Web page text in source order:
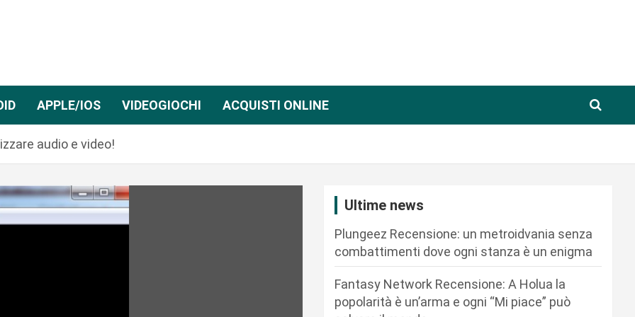
APPLE/IOS VIDEOGIOCHI ACQUISTI ONLINE
audio e video!
Ultime news
Plungeez Recensione: un metroidvania senza
combattimenti dove ogni stanza è un enigma
Fantasy Network Recensione: A Holua la
popolarità è un’arma e ogni “Mi piace” può